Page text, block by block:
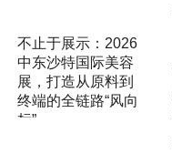
不止于展示：2026
中东沙特国际美容
展，打造从原料到
终端的全链路“风向
标”